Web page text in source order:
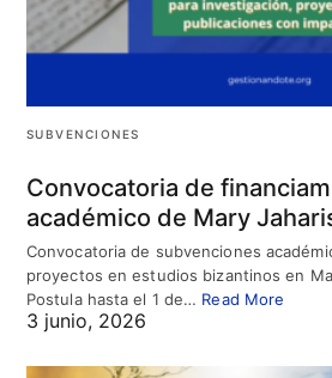
SUBVENCIONES
Convocatoria de
académico de Mary
Convocatoria de subvenciones
proyectos en estudios bizantinos en
Postula hasta el 1 de… Read More
3 junio, 2026